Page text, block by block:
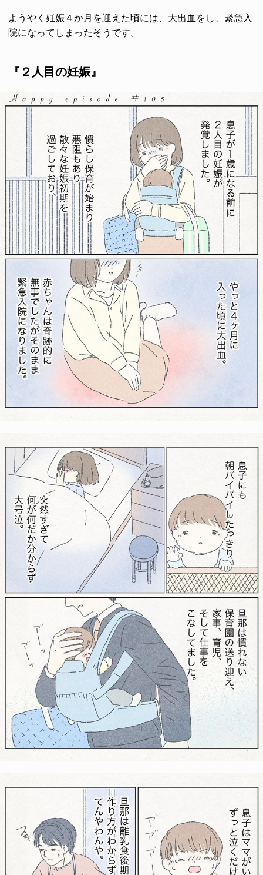
ようやく妊娠４か月を迎えた頃には、大出血をし、緊急入
院になってしまったそうです。
『２人目の妊娠』